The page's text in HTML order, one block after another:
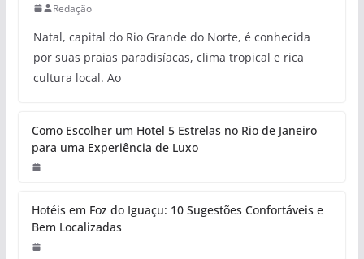
Redação
Natal, capital do Rio Grande do Norte, é conhecida
por suas praias paradisíacas, clima tropical e rica
cultura local. Ao
Como Escolher um Hotel 5 Estrelas no Rio de Janeiro
para uma Experiência de Luxo
Hotéis em Foz do Iguaçu: 10 Sugestões Confortáveis e
Bem Localizadas